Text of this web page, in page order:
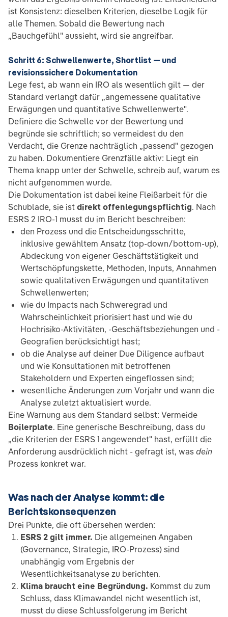
ist Konsistenz: dieselben Kriterien, dieselbe Logik für
alle Themen. Sobald die Bewertung nach
„Bauchgefühl" aussieht, wird sie angreifbar.
Schritt 6: Schwellenwerte, Shortlist — und
revisionssichere Dokumentation
Lege fest, ab wann ein IRO als wesentlich gilt — der
Standard verlangt dafür „angemessene qualitative
Erwägungen und quantitative Schwellenwerte".
Definiere die Schwelle vor der Bewertung und
begründe sie schriftlich; so vermeidest du den
Verdacht, die Grenze nachträglich „passend" gezogen
zu haben. Dokumentiere Grenzfälle aktiv: Liegt ein
Thema knapp unter der Schwelle, schreib auf, warum es
nicht aufgenommen wurde.
Die Dokumentation ist dabei keine Fleißarbeit für die
Schublade, sie ist direkt offenlegungspflichtig. Nach
ESRS 2 IRO-1 musst du im Bericht beschreiben:
den Prozess und die Entscheidungsschritte,
inklusive gewähltem Ansatz (top-down/bottom-up),
Abdeckung von eigener Geschäftstätigkeit und
Wertschöpfungskette, Methoden, Inputs, Annahmen
sowie qualitativen Erwägungen und quantitativen
Schwellenwerten;
wie du Impacts nach Schweregrad und
Wahrscheinlichkeit priorisiert hast und wie du
Hochrisiko-Aktivitäten, -Geschäftsbeziehungen und -
Geografien berücksichtigt hast;
ob die Analyse auf deiner Due Diligence aufbaut
und wie Konsultationen mit betroffenen
Stakeholdern und Experten eingeflossen sind;
wesentliche Änderungen zum Vorjahr und wann die
Analyse zuletzt aktualisiert wurde.
Eine Warnung aus dem Standard selbst: Vermeide
Boilerplate. Eine generische Beschreibung, dass du
„die Kriterien der ESRS 1 angewendet" hast, erfüllt die
Anforderung ausdrücklich nicht - gefragt ist, was dein
Prozess konkret war.
Was nach der Analyse kommt: die
Berichtskonsequenzen
Drei Punkte, die oft übersehen werden:
ESRS 2 gilt immer. Die allgemeinen Angaben
(Governance, Strategie, IRO-Prozess) sind
unabhängig vom Ergebnis der
Wesentlichkeitsanalyse zu berichten.
Klima braucht eine Begründung. Kommst du zum
Schluss, dass Klimawandel nicht wesentlich ist,
musst du diese Schlussfolgerung im Bericht